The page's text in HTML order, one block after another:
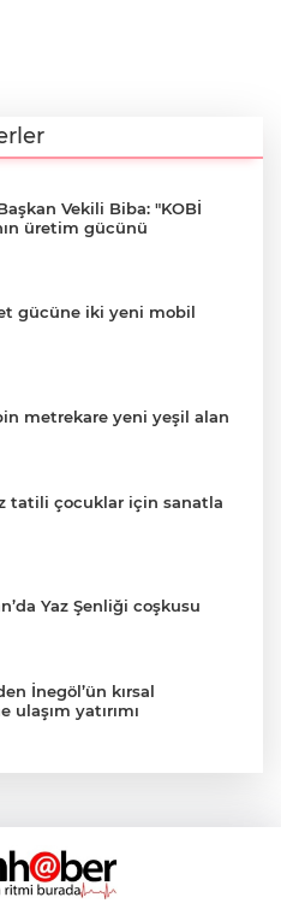
Vekili Biba: "KOBİ
üretim gücünü
gücüne iki yeni mobil
metrekare yeni yeşil alan
tatili çocuklar için sanatla
Yaz Şenliği coşkusu
İnegöl’ün kırsal
ulaşım yatırımı
Bursa Festivali’nde